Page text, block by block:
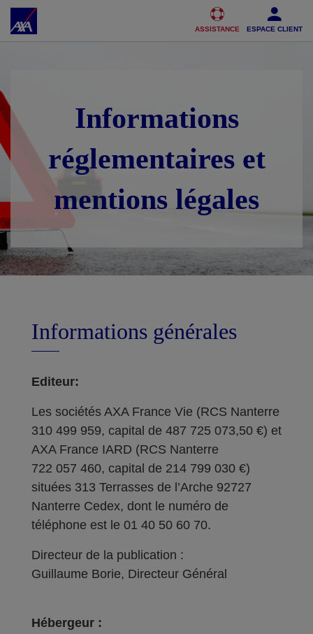
Accéder au Contenu Accéder au Pied de page
ASSISTANCE ESPACE CLIENT
Informations
réglementaires et
mentions légales
Informations générales
Editeur:
Les sociétés AXA France Vie (RCS Nanterre
310 499 959, capital de 487 725 073,50 €) et
AXA France IARD (RCS Nanterre
722 057 460, capital de 214 799 030 €)
situées 313 Terrasses de l’Arche 92727
Nanterre Cedex, dont le numéro de
téléphone est le 01 40 50 60 70.
Directeur de la publication :
Guillaume Borie, Directeur Général
Hébergeur :